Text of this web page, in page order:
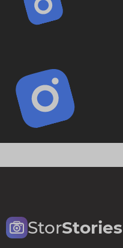
StorStories